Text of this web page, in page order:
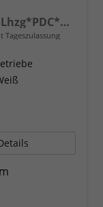
Edition Edition*LED*Navi*Shzg*Lhzg*PDC*Cam*17Zoll*
Tageszulassung